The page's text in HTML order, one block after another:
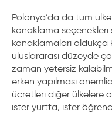
Polonya’da da tüm
konaklama seçenekleri
konaklamaları oldukça
uluslararası düzeyde
zaman yetersiz
erken yapılması
ücretleri diğer ülkelere
ister yurtta, ister